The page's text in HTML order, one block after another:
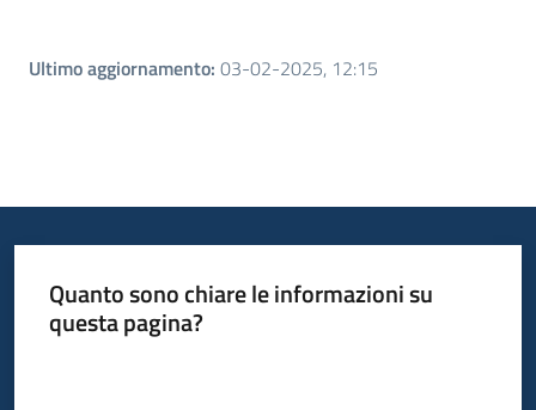
Ultimo aggiornamento: 03-02-2025, 12:15
Quanto sono chiare le informazioni su
questa pagina?